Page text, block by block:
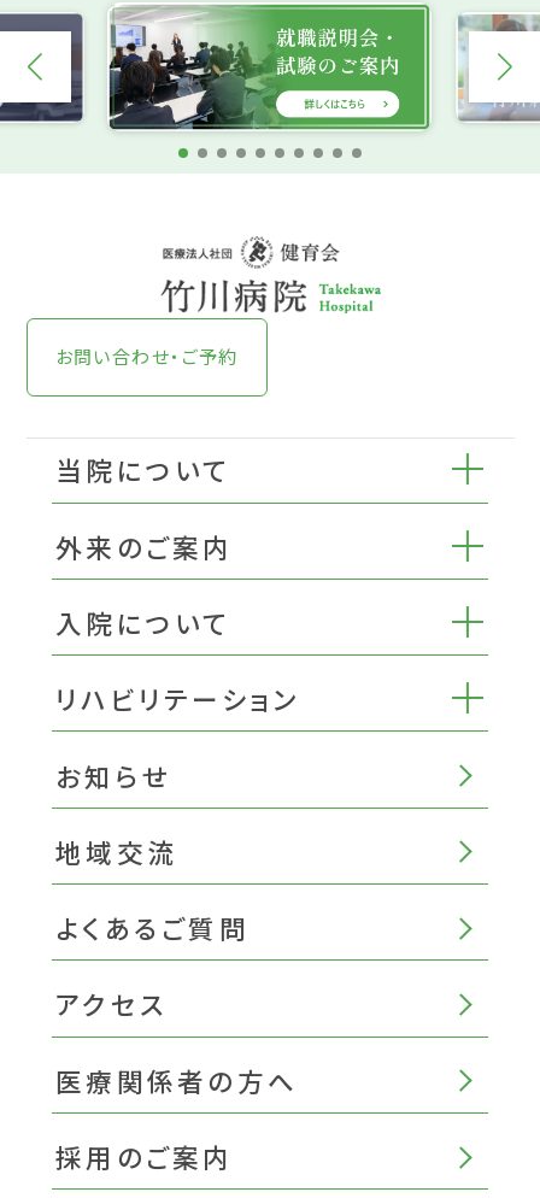
お問い合わせ・ご予約
当院について
外来のご案内
入院について
リハビリテーション
お知らせ
地域交流
よくあるご質問
アクセス
医療関係者の方へ
採用のご案内